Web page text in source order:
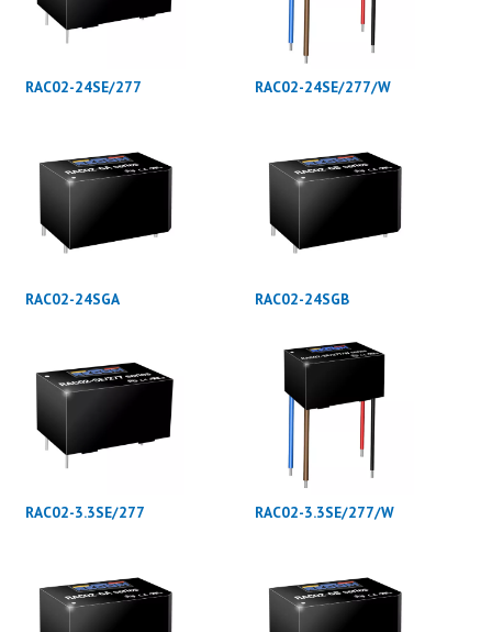
RAC02-24SE/277 RAC02-24SE/277/W
RAC02-24SGA RAC02-24SGB
RAC02-3.3SE/277 RAC02-3.3SE/277/W